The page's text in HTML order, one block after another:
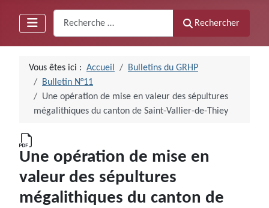
Rechercher
Vous êtes ici : Accueil
Bulletins du GRHP
Bulletin N°11
Une opération de mise en valeur des sépultures
mégalithiques du canton de Saint-Vallier-de-Thiey
Une opération de mise en
valeur des sépultures
mégalithiques du canton de